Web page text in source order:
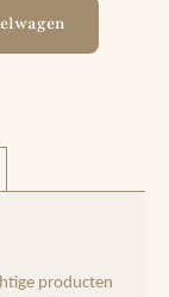
producten